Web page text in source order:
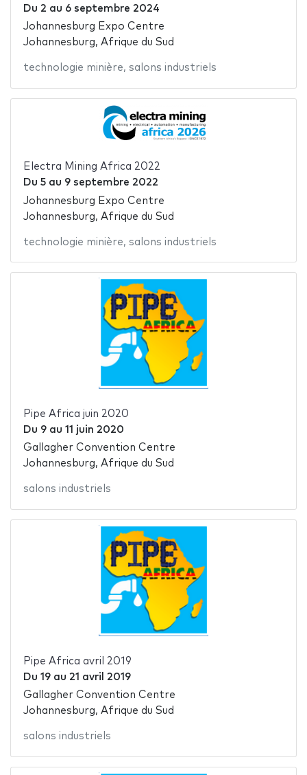
Du 2 au 6 septembre 2024
Johannesburg Expo Centre
Johannesburg, Afrique du Sud
technologie minière, salons industriels
Electra Mining Africa 2022
Du 5au 9 septembre 2022
Johannesburg Expo Centre
Johannesburg, Afrique du Sud
technologie minière, salons industriels
Pipe Africa juin 2020
Du 9au 11 juin 2020
Gallagher Convention Centre
Johannesburg, Afrique du Sud
salons industriels
Pipe Africa avril 2019
Du 19au 21 avril 2019
Gallagher Convention Centre
Johannesburg, Afrique du Sud
salons industriels